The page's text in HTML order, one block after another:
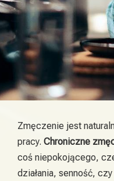
Zmęczenie jest
pracy. Chroniczne
coś niepokojącego,
działania, senność,